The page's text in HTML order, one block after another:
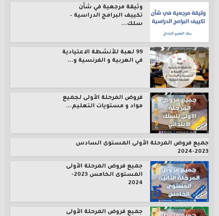
وثيقة مرجعية في شأن
تكييف البرامج الدراسية –
سلك...
99 لعبة للأنشطة الاعتيادية
في العربية و الفرنسية و...
فروض المرحلة الأولى لجميع
مواد و مستويات التعليم...
جميع فروض المرحلة الأولى المستوى السادس
2023-2024
جميع فروض المرحلة الأولى
المستوى الخامس 2023-
2024
جميع فروض المرحلة الأولى